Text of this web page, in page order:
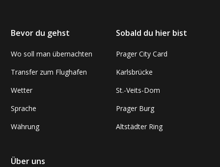
Bevor du gehst
Wo soll man übernachten
Transfer zum Flughafen
Wetter
Sprache
Währung
Sobald du hier bist
Prager City Card
Karlsbrücke
St.-Veits-Dom
Prager Burg
Altstädter Ring
Über uns